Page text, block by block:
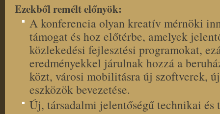
Ezekből remélt előnyök:
A konferencia olyan kreatív mérnöki
támogat és hoz előtérbe, amelyek
közlekedési fejlesztési programokat,
eredményekkel járulnak hozzá a
közt, városi mobilitásra új szoftverek,
eszközök bevezetése.
Új, társadalmi jelentőségű technikai és